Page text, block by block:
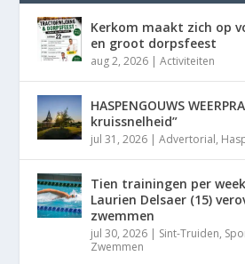
Kerkom maakt zich op
en groot dorpsfeest
aug 2, 2026 |Activiteiten
HASPENGOUWS
kruissnelheid”
jul 31, 2026 |Advertorial,
Tien trainingen per
Laurien Delsaer (15)
zwemmen
jul 30, 2026 | Sint-Truiden,
Zwemmen